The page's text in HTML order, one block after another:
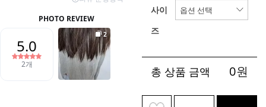
사이
즈
총 상품 금액 0원